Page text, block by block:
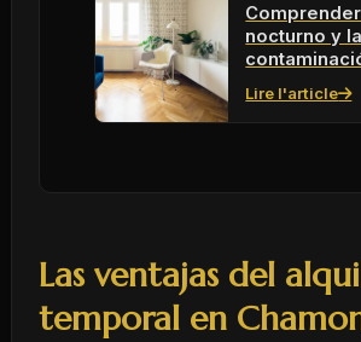
nocturno y la
en 2026:
soluciones?
Lire l'article
Las ventajas del
temporal en